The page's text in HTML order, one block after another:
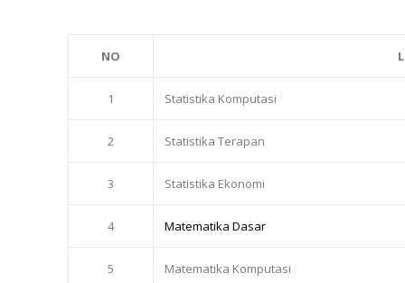
NO
1 Statistika Komputasi
2 Statistika Terapan
3 Statistika Ekonomi
4 Matematika Dasar
5 Matematika Komputasi